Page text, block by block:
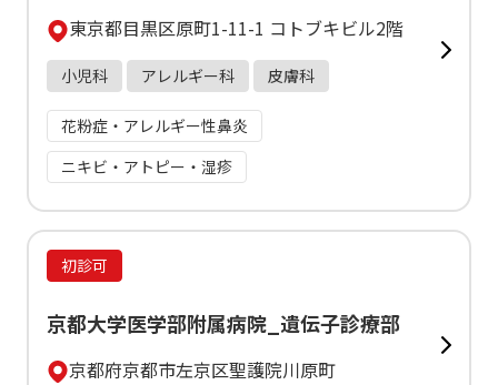
東京都目黒区原町1-11-1 コトブキビル2階
小児科 アレルギー科 皮膚科
花粉症・アレルギー性鼻炎
ニキビ・アトピー・湿疹
初診可
京都大学医学部附属病院_遺伝子診療部
京都府京都市左京区聖護院川原町